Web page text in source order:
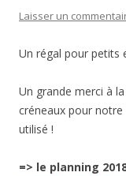
Laisser un
Un régal pour petits
Un grande merci à
créneaux pour
utilisé !
=> le planning